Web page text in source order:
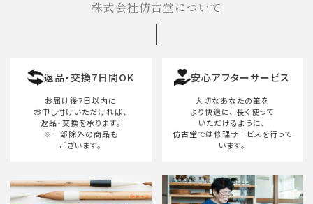
検索する
株式会社仿古堂について
返品・交換7日間OK
お届け後7日以内に
お申し付けいただければ、
返品・交換を承ります。
※一部除外の商品も
ございます。
安心アフターサービス
大切なあなたの筆を
より快適に、 長く使って
いただけるように、
仿古堂では修理サービスを行って
います。